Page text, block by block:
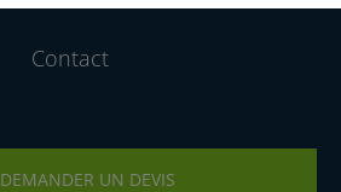
Contact
DEMANDER UN DEVIS